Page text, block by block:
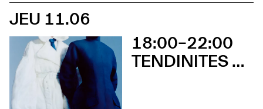
JEU 11.06
18:00–22:00
TENDINITES + SIRENS OF LESBOS